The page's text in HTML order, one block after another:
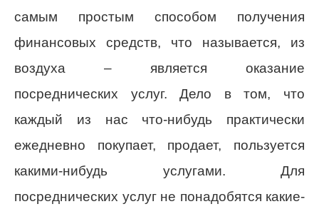
самым простым способом получения
финансовых средств, что называется, из
воздуха – является оказание
посреднических услуг. Дело в том, что
каждый из нас что-нибудь практически
ежедневно покупает, продает, пользуется
какими-нибудь услугами. Для
посреднических услуг не понадобятся какие-